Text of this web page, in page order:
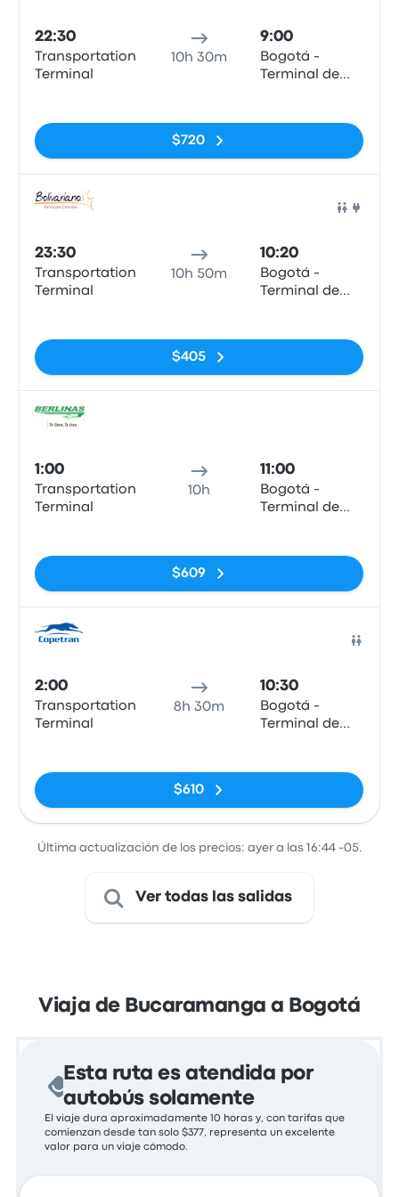
22:30
Transportation
Terminal
10h 30m
9:00
Bogotá -
Terminal de
$720
23:30
Transportation
Terminal
10h 50m
10:20
Bogotá -
Terminal de
$405
1:00
Transportation
Terminal
10h
11:00
Bogotá -
Terminal de
$609
2:00
Transportation
Terminal
8h 30m
10:30
Bogotá -
Terminal de
$610
Última actualización de los precios: ayer a las 16:44 -05.
Ver todas las salidas
Viaja de Bucaramanga a Bogotá
Esta ruta es atendida por
autobús solamente
El viaje dura aproximadamente 10 horas y, con tarifas que
comienzan desde tan solo $377, representa un excelente
valor para un viaje cómodo.